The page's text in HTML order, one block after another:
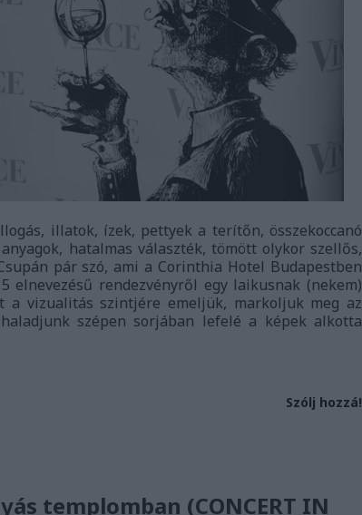
illatok, ízek, pettyek a terítőn, összekoccanó
hatalmas választék, tömött olykor szellős,
pár szó, ami a Corinthia Hotel Budapestben
elnevezésű rendezvényről egy laikusnak (nekem)
a vizualitás szintjére emeljük, markoljuk meg az
szépen sorjában lefelé a képek alkotta
Szólj hozzá!
templomban (CONCERT IN